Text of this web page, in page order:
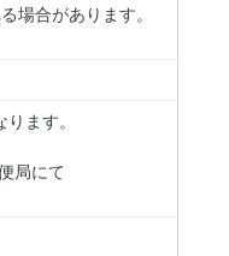
場合があります。
ます。
局にて